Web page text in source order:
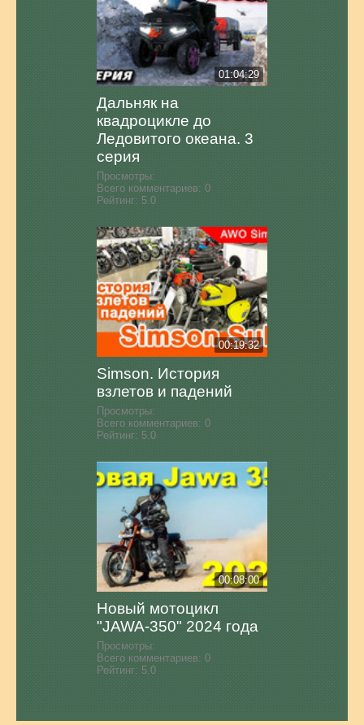
01:04:29
Дальняк на
квадроцикле до
Ледовитого океана. 3
серия
Просмотры:
Всего комментариев: 0
Рейтинг: 5.0
00:19:32
Simson. История
взлетов и падений
Просмотры:
Всего комментариев: 0
Рейтинг: 5.0
00:08:00
Новый мотоцикл
"JAWA-350" 2024 года
Просмотры:
Всего комментариев: 0
Рейтинг: 5.0